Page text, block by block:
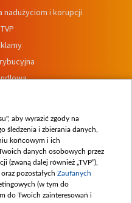
nadużyciom i korupcji
wewnętrznych
aby wyrazić zgody na
śledzenia i zbierania danych,
końcowym i ich
danych osobowych przez
(zwaną dalej również „TVP”),
oraz pozostałych Zaufanych
(w tym do
do Twoich zainteresowań i